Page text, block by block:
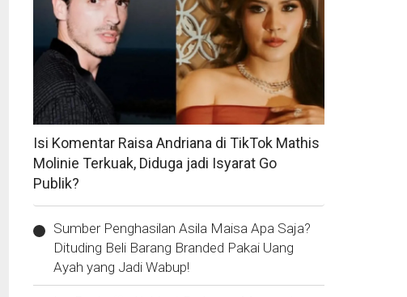
Isi Komentar Raisa Andriana di TikTok Mathis
Molinie Terkuak, Diduga jadi Isyarat Go
Publik?
Sumber Penghasilan Asila Maisa Apa Saja?
Dituding Beli Barang Branded Pakai Uang
Ayah yang Jadi Wabup!